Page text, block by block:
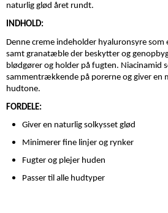
naturlig glød året rundt.
INDHOLD:
Denne creme indeholder hyaluronsyre
samt granatæble der beskytter og
blødgører og holder på fugten. Niacinamid
sammentrækkende på porerne og giver en
hudtone.
FORDELE:
Giver en naturlig solkysset glød
Minimerer fine linjer og rynker
Fugter og plejer huden
Passer til alle hudtyper